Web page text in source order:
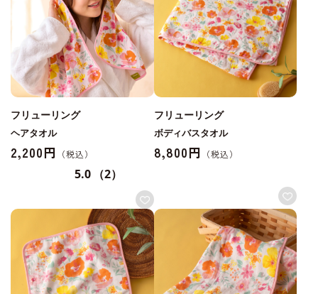
フリューリング
ヘアタオル
2,200円
5.0 （2）
フリューリング
ボディバスタオル
8,800円